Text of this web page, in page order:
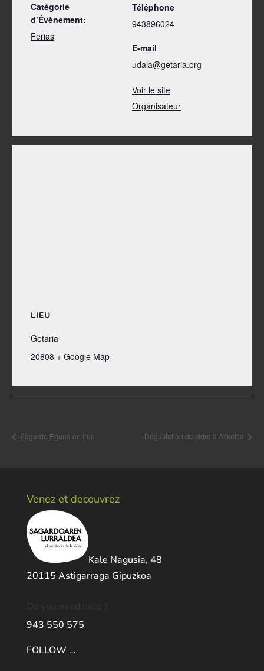
Catégorie
d’Évènement:
Ferias
Téléphone
943896024
E-mail
udala@getaria.org
Voir le site
Organisateur
LIEU
Getaria
20808 + Google Map
Sagardo Eguna en Irun Dégustation de cidre à Azkoitia
Venez et decouvrez
Kale Nagusia, 48
20115 Astigarraga Gipuzkoa
943 550 575
FOLLOW …